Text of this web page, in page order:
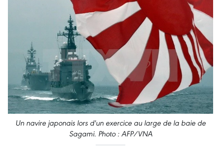
Un navire japonais lors d'un exercice au large de la baie de
Sagami. Photo : AFP/VNA